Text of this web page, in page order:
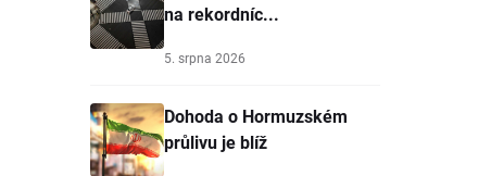
na rekordníc...
5. srpna 2026
Dohoda o Hormuzském
průlivu je blíž